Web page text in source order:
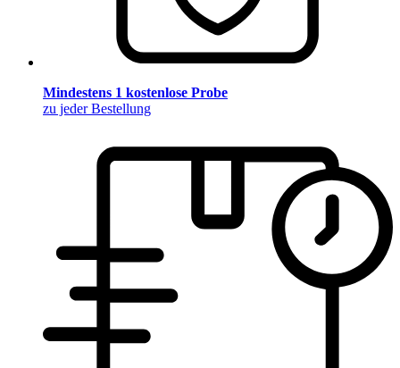
Mindestens 1 kostenlose Probe
zu jeder Bestellung